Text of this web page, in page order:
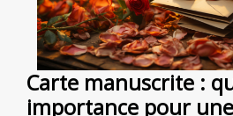
Carte manuscrite :
importance pour